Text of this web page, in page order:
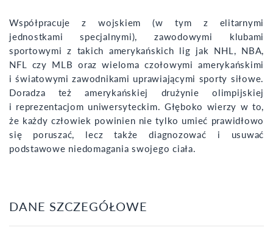
Współpracuje z wojskiem (w tym z elitarnymi
jednostkami specjalnymi), zawodowymi klubami
sportowymi z takich amerykańskich lig jak NHL, NBA,
NFL czy MLB oraz wieloma czołowymi amerykańskimi
i światowymi zawodnikami uprawiającymi sporty siłowe.
Doradza też amerykańskiej drużynie olimpijskiej
i reprezentacjom uniwersyteckim. Głęboko wierzy w to,
że każdy człowiek powinien nie tylko umieć prawidłowo
się poruszać, lecz także diagnozować i usuwać
podstawowe niedomagania swojego ciała.
DANE SZCZEGÓŁOWE